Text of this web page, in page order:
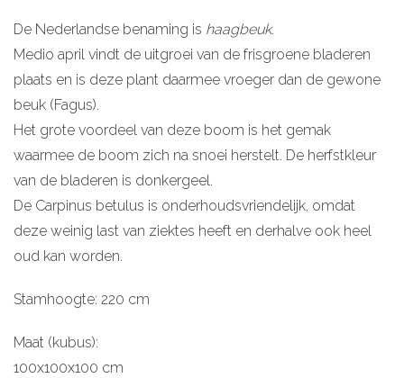
De Nederlandse benaming is haagbeuk.
Medio april vindt de uitgroei van de frisgroene bladeren
plaats en is deze plant daarmee vroeger dan de gewone
beuk (Fagus).
Het grote voordeel van deze boom is het gemak
waarmee de boom zich na snoei herstelt. De herfstkleur
van de bladeren is donkergeel.
De Carpinus betulus is onderhoudsvriendelijk, omdat
deze weinig last van ziektes heeft en derhalve ook heel
oud kan worden.
Stamhoogte: 220 cm
Maat (kubus):
100x100x100 cm